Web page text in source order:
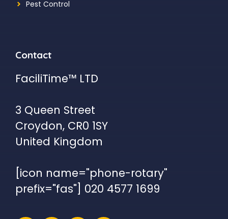
Pest Control
Contact
FaciliTime™ LTD
3 Queen Street
Croydon, CR0 1SY
United Kingdom
[icon name="phone-rotary"
prefix="fas"] 020 4577 1699